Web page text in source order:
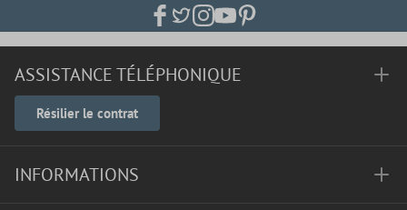
ASSISTANCE TÉLÉPHONIQUE
Résilier le contrat
INFORMATIONS